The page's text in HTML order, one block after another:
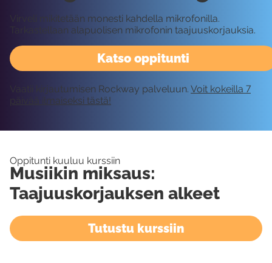
Katso oppitunti
Virveli mikitetään monesti kahdella mikrofonilla.
Tarkastellaan alapuolisen mikrofonin taajuuskorjauksia.
Vaatii kirjautumisen Rockway palveluun. Voit kokeilla 7
päivää ilmaiseksi tästä!
Oppitunti kuuluu kurssiin
Musiikin miksaus:
Taajuuskorjauksen alkeet
Tutustu kurssiin